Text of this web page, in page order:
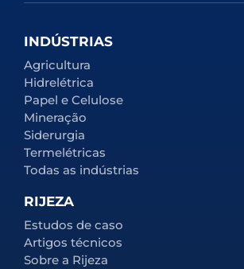
INDÚSTRIAS
Agricultura
Hidrelétrica
Papel e Celulose
Mineração
Siderurgia
Termelétricas
Todas as indústrias
RIJEZA
Estudos de caso
Artigos técnicos
Sobre a Rijeza